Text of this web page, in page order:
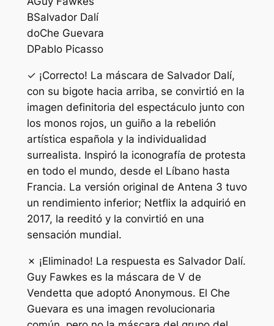
BSalvador Dalí
doChe Guevara
DPablo Picasso
✓ ¡Correcto! La máscara de Salvador Dalí,
con su bigote hacia arriba, se convirtió en la
imagen definitoria del espectáculo junto con
los monos rojos, un guiño a la rebelión
artística española y la individualidad
surrealista. Inspiró la iconografía de protesta
en todo el mundo, desde el Líbano hasta
Francia. La versión original de Antena 3 tuvo
un rendimiento inferior; Netflix la adquirió en
2017, la reeditó y la convirtió en una
sensación mundial.
✗ ¡Eliminado! La respuesta es Salvador Dalí.
Guy Fawkes es la máscara de V de
Vendetta que adoptó Anonymous. El Che
Guevara es una imagen revolucionaria